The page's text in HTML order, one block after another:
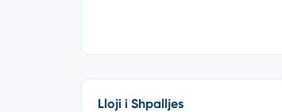
Lloji i Shpalljes